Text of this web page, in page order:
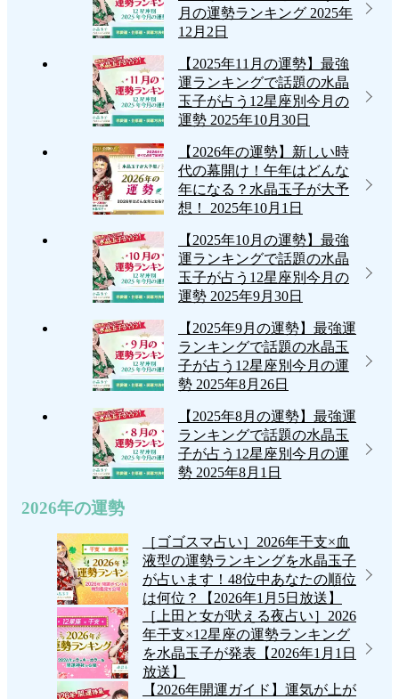
月の運勢ランキング 2025年
12月2日
【2025年11月の運勢】最強
運ランキングで話題の水晶
玉子が占う12星座別今月の
運勢 2025年10月30日
【2026年の運勢】新しい時
代の幕開け！午年はどんな
年になる？水晶玉子が大予
想！
2025年10月1日
【2025年10月の運勢】最強
運ランキングで話題の水晶
玉子が占う12星座別今月の
運勢 2025年9月30日
【2025年9月の運勢】最強運
ランキングで話題の水晶玉
子が占う12星座別今月の運
勢 2025年8月26日
【2025年8月の運勢】最強運
ランキングで話題の水晶玉
子が占う12星座別今月の運
勢 2025年8月1日
2026年の運勢
［ゴゴスマ占い］2026年干支×血
液型の運勢ランキングを水晶玉子
が占います！48位中あなたの順位
は何位？【2026年1月5日放送】
［上田と女が吠える夜占い］2026
年干支×12星座の運勢ランキング
を水晶玉子が発表【2026年1月1日
放送】
【2026年開運ガイド】運気が上が